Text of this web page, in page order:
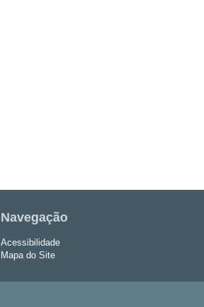
Navegação
Acessibilidade
Mapa do Site